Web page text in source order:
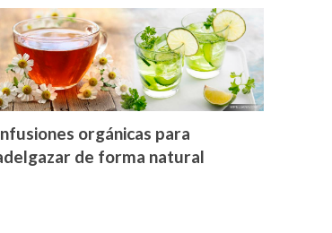
orgánicas para
de forma natural